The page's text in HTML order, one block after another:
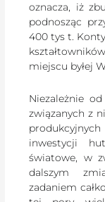
oznacza, iż
podnosząc
400 tys t.
miejscu byłej
Niezależnie
związanych z
inwestycji
światowe, w
dalszym
zadaniem